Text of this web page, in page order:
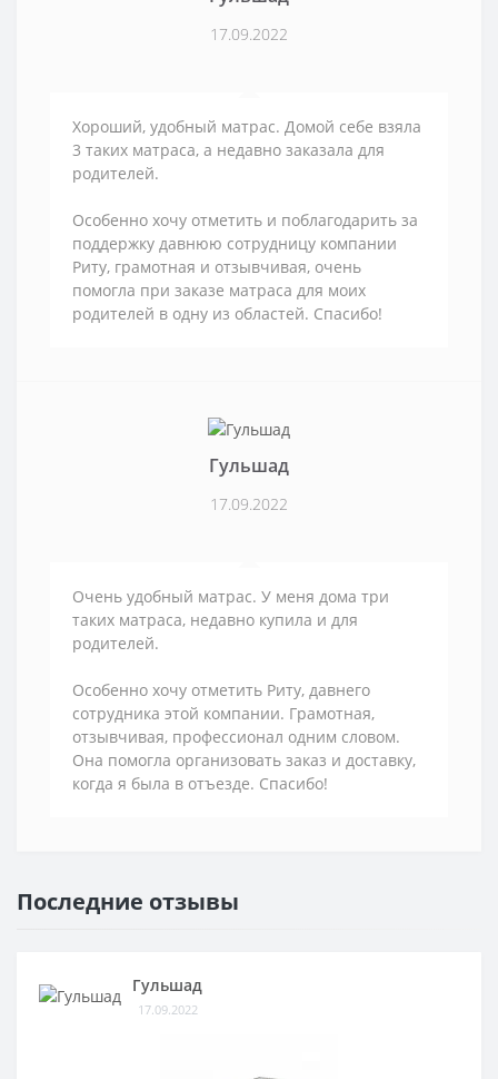
17.09.2022
Хороший, удобный матрас. Домой себе взяла
3 таких матраса, а недавно заказала для
родителей.
Особенно хочу отметить и поблагодарить за
поддержку давнюю сотрудницу компании
Риту, грамотная и отзывчивая, очень
помогла при заказе матраса для моих
родителей в одну из областей. Спасибо!
Гульшад
17.09.2022
Очень удобный матрас. У меня дома три
таких матраса, недавно купила и для
родителей.
Особенно хочу отметить Риту, давнего
сотрудника этой компании. Грамотная,
отзывчивая, профессионал одним словом.
Она помогла организовать заказ и доставку,
когда я была в отъезде. Спасибо!
Последние отзывы
Гульшад
17.09.2022